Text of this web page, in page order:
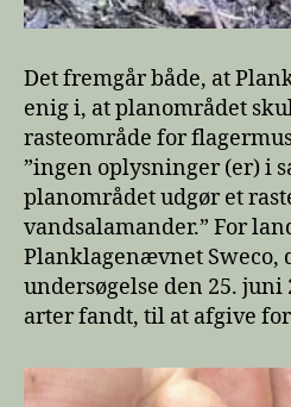
Det fremgår både, at
enig i, at planområdet
rasteområde for
”ingen oplysninger (er) i
planområdet udgør et
vandsalamander.” For
Planklagenævnet Sweco,
undersøgelse den 25. juni
arter fandt, til at afgive